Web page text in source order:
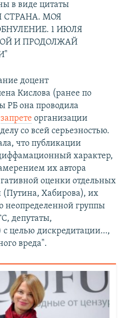
в виде цитаты
СТРАНА. МОЯ
1 ИЮЛЯ
И ПРОДОЛЖАЙ
доцент
Кислова (ранее по
РБ она проводила
запрете организации
со всей серьезностью.
что публикации
характер,
их автора
оценки отдельных
(Путина, Хабирова), их
неопределенной группы
депутаты,
с целью дискредитации…,
вреда".